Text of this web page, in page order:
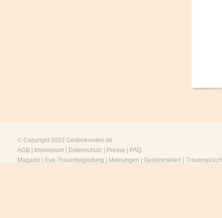
© Copyright 2022 Gedenkseiten.de
AGB
Impressum Datenschutz Presse
FAQ
Magazin
Eve-Trauerbegleitung Meinungen Gedenkseiten